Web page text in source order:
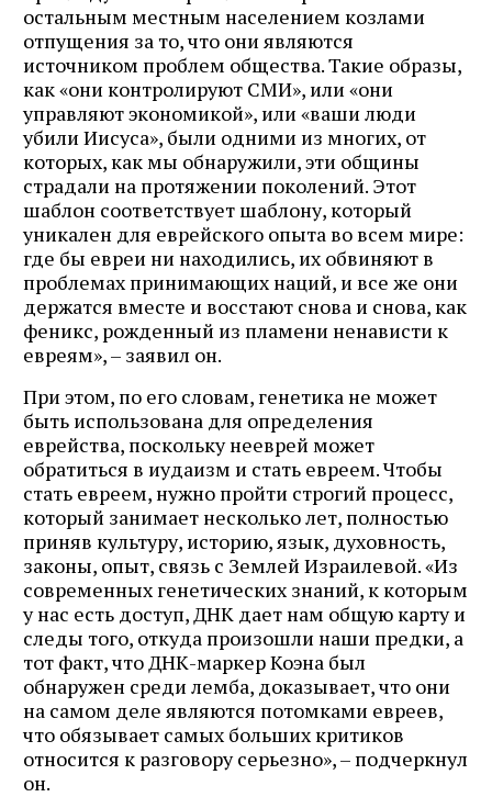
остальным местным населением козлами
отпущения за то, что они являются
источником проблем общества. Такие образы,
как «они контролируют СМИ», или «они
управляют экономикой», или «ваши люди
убили Иисуса», были одними из многих, от
которых, как мы обнаружили, эти общины
страдали на протяжении поколений. Этот
шаблон соответствует шаблону, который
уникален для еврейского опыта во всем мире:
где бы евреи ни находились, их обвиняют в
проблемах принимающих наций, и все же они
держатся вместе и восстают снова и снова, как
феникс, рожденный из пламени ненависти к
евреям», – заявил он.
При этом, по его словам, генетика не может
быть использована для определения
еврейства, поскольку нееврей может
обратиться в иудаизм и стать евреем. Чтобы
стать евреем, нужно пройти строгий процесс,
который занимает несколько лет, полностью
приняв культуру, историю, язык, духовность,
законы, опыт, связь с Землей Израилевой. «Из
современных генетических знаний, к которым
у нас есть доступ, ДНК дает нам общую карту и
следы того, откуда произошли наши предки, а
тот факт, что ДНК-маркер Коэна был
обнаружен среди лемба, доказывает, что они
на самом деле являются потомками евреев,
что обязывает самых больших критиков
относится к разговору серьезно», – подчеркнул
он.